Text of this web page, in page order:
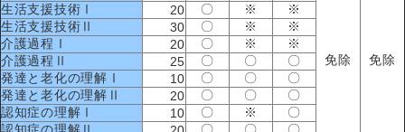
免除 免除
生活支援技術Ⅰ
20 〇 ※
※
生活支援技術Ⅱ
30 〇 ※
※
介護過程Ⅰ
20 〇 ※
※
介護過程Ⅱ
25 〇 〇
〇
発達と老化の理解Ⅰ
10 〇 〇
〇
発達と老化の理解Ⅱ
20 〇 〇
〇
認知症の理解Ⅰ
10 〇 ※
〇